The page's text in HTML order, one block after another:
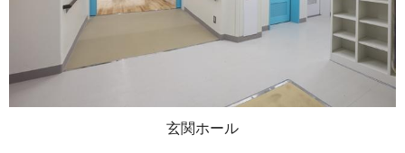
玄関ホール